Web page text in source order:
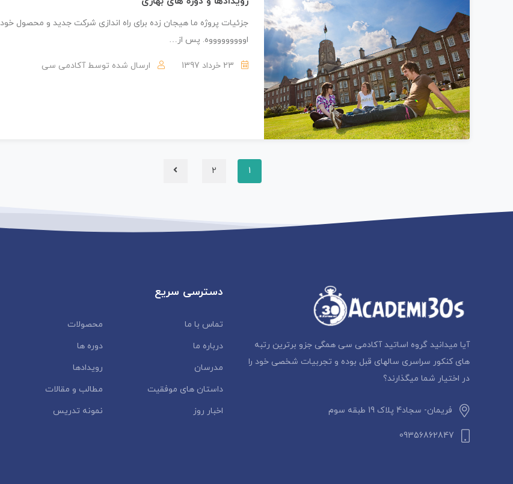
جزئیات پروژه ما هیجان زده برای راه اندازی شرکت جدید و محصول خود
اوووووووووه. پس از…
23 خرداد 1397 ارسال شده توسطآکادمی سی
1
2
آیا میدانید گروه اساتید آکادمی سی همگی جزو برترین رتبه
های کنکور سراسری سالهای قبل بوده و تجربیات شخصی خود را
در اختیار شما میگذارند؟
فریمان- سجاد4 پلاک 19 طبقه سوم
09356862847
دسترسی سریع
تماس با ما
محصولات
درباره ما
دوره ها
مدرسان
رویدادها
داستان‌ های موفقیت
مطالب و مقالات
اخبار روز
نمونه تدریس